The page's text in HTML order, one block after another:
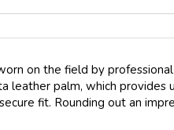
on the field by
palm, which
fit. Rounding out an